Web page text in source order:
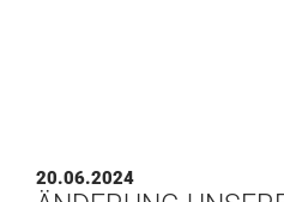
20.06.2024